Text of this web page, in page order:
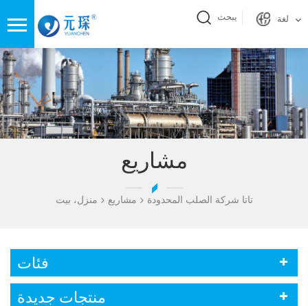
يبحث لغة
مشاريع
منزل، بيت مشاريع تاتا شركة الصلب المحدودة
فئات
منتجات جديدة